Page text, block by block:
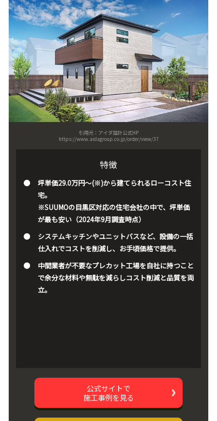
引用元：アイダ設計公式HP
https://www.aidagroup.co.jp/order/view/37
特徴
坪単価29.0万円～(※)から建てられるローコスト住
宅。
※SUUMOの目黒区対応の住宅会社の中で、坪単価
が最も安い（2024年9月調査時点）
システムキッチンやユニットバスなど、設備の一括
仕入れでコストを削減し、お手頃価格で提供。
中間業者が不要なプレカット工場を自社に持つこと
で余分な材料や無駄を減らしコスト削減と品質を両
立。
公式サイトで
施工事例を見る